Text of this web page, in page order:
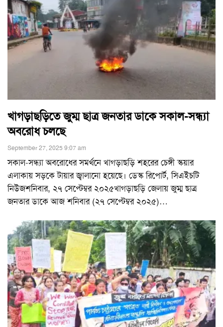
খাগড়াছড়িতে জুম্ম ছাত্র জনতার ডাকে সকাল-সন্ধ্যা
অবরোধ চলছে
September 27, 2025 9:07 am
সকাল-সন্ধ্যা অবরোধের সমর্থনে খাগড়াছড়ি শহরের চেঙ্গী স্কয়ার
এলাকায় সড়কে টায়ার জ্বালানো হয়েছে। ডেস্ক রিপোর্ট, সিএইচটি
নিউজশনিবার, ২৭ সেপ্টেম্বর ২০২৫খাগড়াছড়ি জেলায় জুম্ম ছাত্র
জনতার ডাকে আজ শনিবার (২৭ সেপ্টেম্বর ২০২৫)…